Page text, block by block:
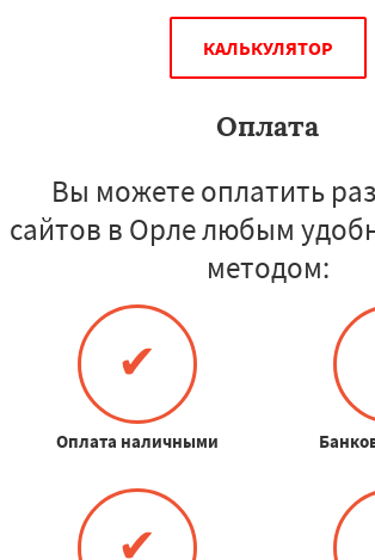
КАЛЬКУЛЯТОР
Оплата
Вы можете оплатить
сайтов в Орле любым
методом:
✔
Оплата наличными
✔